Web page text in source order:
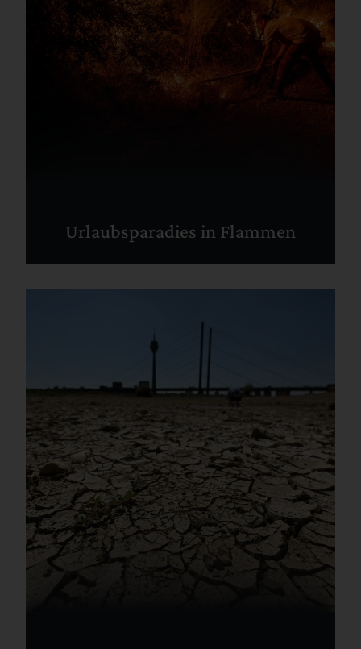
Urlaubsparadies in Flammen